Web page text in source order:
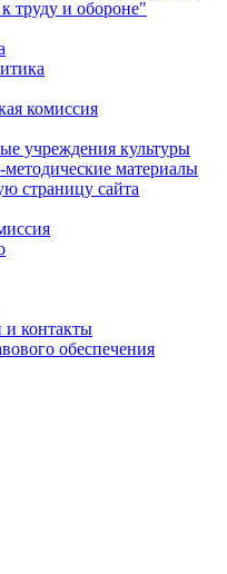
труду и обороне"
комиссия
учреждения культуры
материалы
страницу сайта
и контакты
обеспечения